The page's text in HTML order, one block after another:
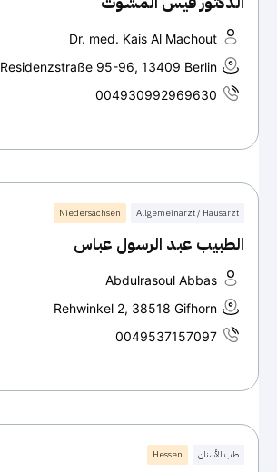
Dr. med. Kais Al Machout
Residenzstraße 95-96, 13409 Berlin
004930992969630
Allgemeinarzt / Hausarzt
Niedersachsen
الطبيب عبد الرسول عباس
Abdulrasoul Abbas
Rehwinkel 2, 38518 Gifhorn
0049537157097
طب الأسنان Hessen